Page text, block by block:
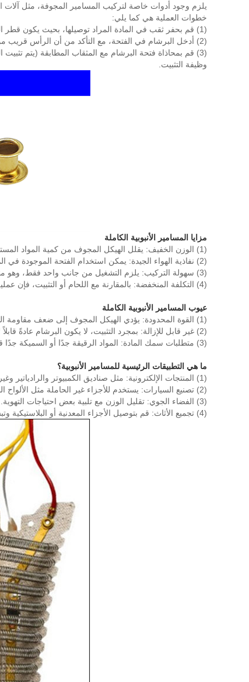
يلزم وجود أدوات خاصة لتركيب المسامير المجوفة، مثل آلات
خطوات العملية هي كما يلي:
(1) قم بحفر ثقب في المادة المراد توصيلها، بحيث يكون قطر الثقب أكبر قليلاً من قطر البرشام.
(2) أدخل البرشام في الفتحة، مع التأكد من أن الرأس قريب من سطح المادة.
وظيفة التثبيت.
مزايا المسامير الأنبوبية الكاملة
(1) الوزن الخفيف: يقلل الهيكل المجوف من كمية المواد المستخدمة ومناسب للتطبيقات الحساسة للوزن.
(2) نفاذية الهواء الجيدة: يمكن استخدام الفتحة الموجودة في المنتصف للتهوية أو التحويل لتجنب مشاكل الختم.
(3) سهولة التركيب: يلزم التشغيل من جانب واحد فقط، وهو مناسب للمساحات الضيقة أو المناسبات التي لا يمكن الوصول إلى الظهر فيها.
(4) التكلفة المنخفضة: بالمقارنة مع اللحام أو التثبيت، فإن عملية التثبيت بسيطة، مما يوفر الوقت والقوى العاملة.
عيوب المسامير الأنبوبية الكاملة
(1) القوة المحدودة: يؤدي الهيكل المجوف إلى ضعف مقاومة الشد والقص، وهو غير مناسب لسيناريوهات الأحمال العالية.
(2) غير قابل للإزالة: بمجرد التثبيت، لا يكون البرشام عادةً قابلاً لإعادة الاستخدام، وسيؤدي التفكيك إلى إتلاف الاتصال.
(3) متطلبات سمك المادة: المواد الرقيقة جدًا أو السميكة جدًا قد تؤثر على تأثير التثبيت.
ما هي التطبيقات الرئيسية للمسامير الأنبوبية؟
(1) المنتجات الإلكترونية: مثل صناديق الكمبيوتر والرادياتير وغيرها، مع الاستفادة من خفة وزنها ونفاذية الهواء.
(2) تصنيع السيارات: يستخدم للأجزاء غير الحاملة مثل الألواح الداخلية ومثبتات أسلاك الأسلاك.
(3) الفضاء الجوي: تقليل الوزن مع تلبية بعض احتياجات التهوية.
(4) تجميع الأثاث: قم بتوصيل الأجزاء المعدنية أو البلاستيكية وتبسيط عملية التثبيت.